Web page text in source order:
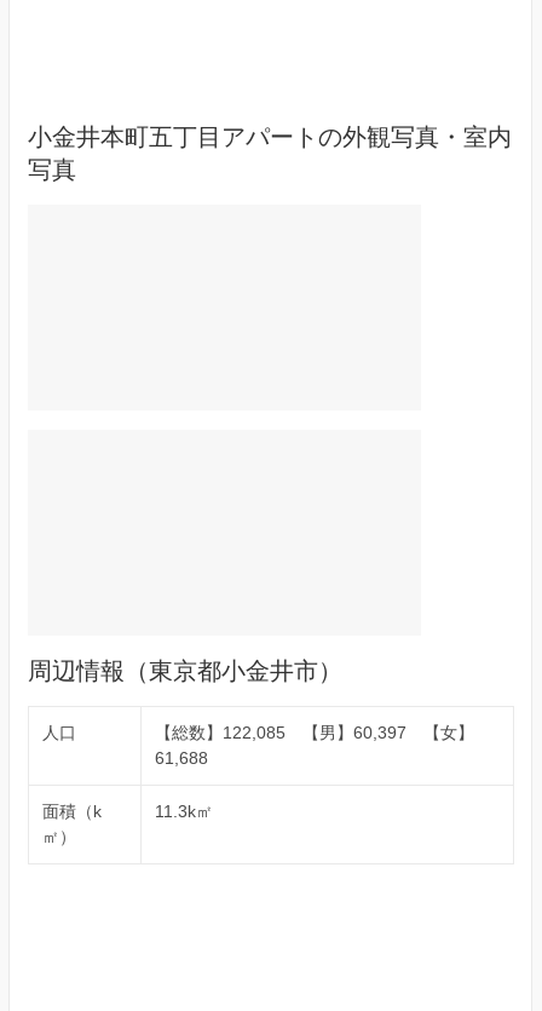
小金井本町五丁目アパートの外観写真・室内
写真
周辺情報（東京都小金井市）
人口
【総数】122,085 【男】60,397 【女】
61,688
面積（k
㎡）
11.3k㎡